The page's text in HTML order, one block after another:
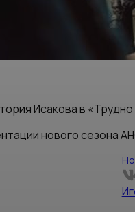
Исакова в
нового сезона